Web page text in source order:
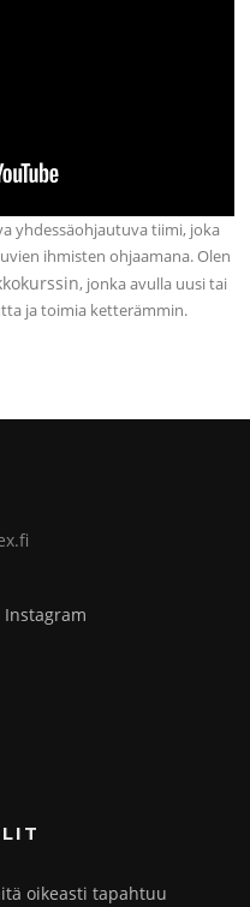
yhdessäohjautuva tiimi, joka
ihmisten ohjaamana. Olen
, jonka avulla uusi tai
ja toimia ketterämmin.
Instagram
oikeasti tapahtuu